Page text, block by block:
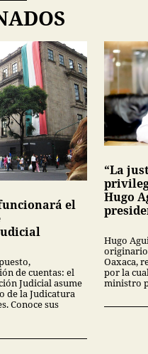
el
de cuentas: el
Judicial asume
de la Judicatura
Conoce sus
“La
Hugo
Hugo
originario
Oaxaca,
por la
ministro